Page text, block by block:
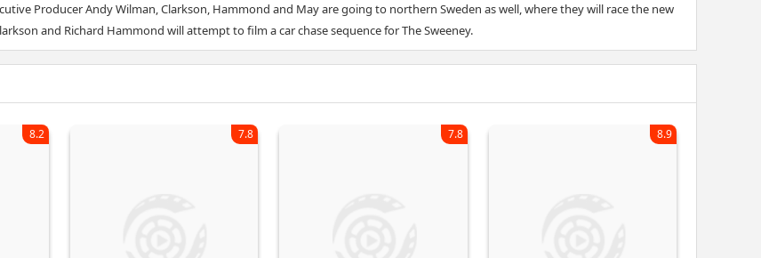
Producer Andy Wilman, Clarkson, Hammond and May are going to northern Sweden as well, where they will race the new
and Richard Hammond will attempt to film a car chase sequence for The Sweeney.
8.2 7.8 7.8 8.9